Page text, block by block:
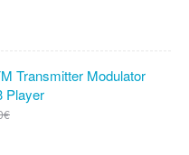
Transmitter Modulator
Player